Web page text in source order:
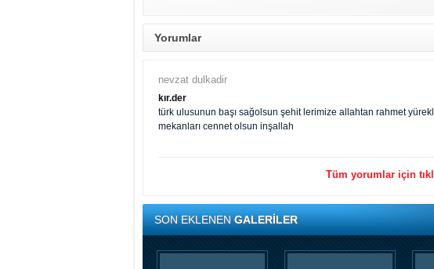
Yorumlar
nevzat dulkadir
kır.der
türk ulusunun başı sağolsun şehit lerimize allahtan rahmet
mekanları cennet olsun inşallah
Tüm yorumlar için
SON EKLENENGALERİLER